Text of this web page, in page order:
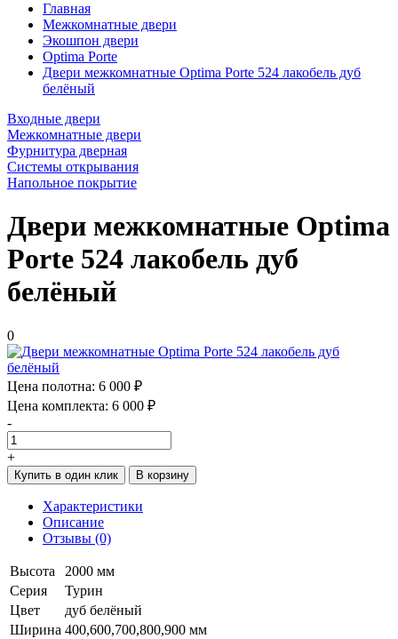
Главная
Межкомнатные двери
Экошпон двери
Optima Porte
Двери межкомнатные Optima Porte 524 лакобель дуб
белёный
Входные двери
Межкомнатные двери
Фурнитура дверная
Системы открывания
Напольное покрытие
Двери межкомнатные Optima
Porte 524 лакобель дуб
белёный
0
Цена полотна: 6 000 ₽
Цена комплекта: 6 000 ₽
-
+
Купить в один клик В корзину
Характеристики
Описание
Отзывы (0)
Высота
2000 мм
Серия
Турин
Цвет
дуб белёный
Ширина 400,600,700,800,900 мм